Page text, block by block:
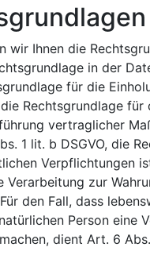
wir Ihnen die
in der
für die
Rechtsgrundlage
vertraglicher
1 lit. b DSGVO, die
Verpflichtungen
Verarbeitung zur
den Fall, dass
Person eine
dient Art. 6